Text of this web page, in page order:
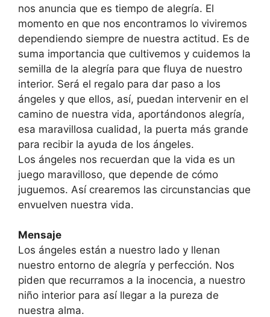
nos anuncia que es tiempo de alegría. El
momento en que nos encontramos lo viviremos
dependiendo siempre de nuestra actitud. Es de
suma importancia que cultivemos y cuidemos la
semi­lla de la alegría para que fluya de nuestro
interior. Será el regalo para dar paso a los
ángeles y que ellos, así, puedan intervenir en el
camino de nuestra vida, apor­tándonos alegría,
esa maravillosa cualidad, la puerta más grande
para recibir la ayuda de los ángeles.
Los ángeles nos recuerdan que la vida es un
juego maravilloso, que depende de cómo
juguemos. Así crearemos las circunstancias que
envuelven nuestra vida.
Mensaje
Los ángeles están a nuestro lado y llenan
nuestro entorno de alegría y perfección. Nos
piden que recurramos a la inocencia, a nuestro
niño interior para así llegar a la pureza de
nuestra alma.